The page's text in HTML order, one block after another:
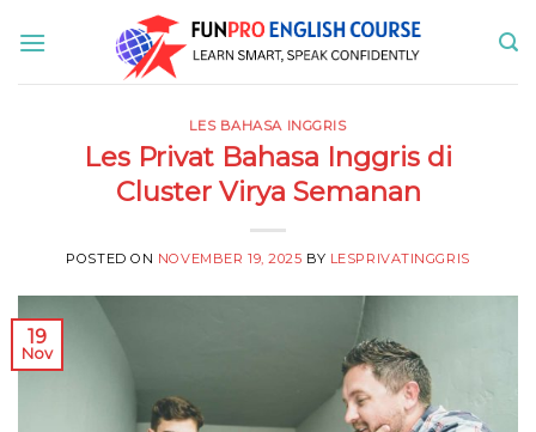
LES BAHASA INGGRIS
Les Privat Bahasa Inggris di
Cluster Virya Semanan
POSTED ON NOVEMBER 19, 2025 BY LESPRIVATINGGRIS
19
Nov